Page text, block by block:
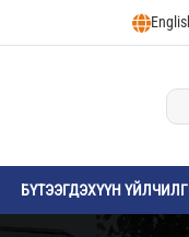
БҮТЭЭГДЭХҮҮН